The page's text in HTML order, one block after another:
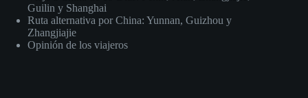
Guilin y Shanghai
Ruta alternativa por China: Yunnan, Guizhou y
Zhangjiajie
Opinión de los viajeros